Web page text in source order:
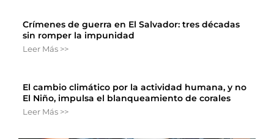
Crímenes de guerra en El Salvador: tres décadas
sin romper la impunidad
Leer Más >>
El cambio climático por la actividad humana, y no
El Niño, impulsa el blanqueamiento de corales
Leer Más >>